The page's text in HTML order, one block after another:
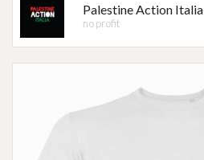
Palestine Action Italia
no profit